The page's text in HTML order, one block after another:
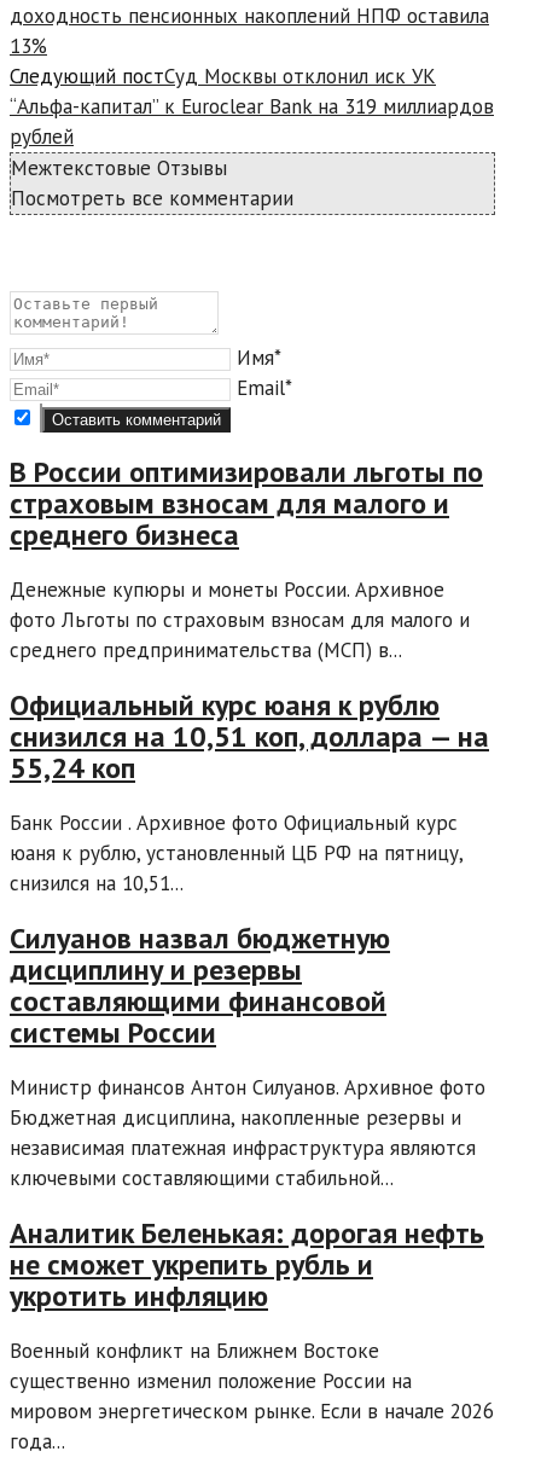
доходность пенсионных накоплений НПФ оставила
13%
Следующий постСуд Москвы отклонил иск УК
“Альфа-капитал” к Euroclear Bank на 319 миллиардов
рублей
Межтекстовые Отзывы
Посмотреть все комментарии
Имя*
Email*
В России оптимизировали льготы по
страховым взносам для малого и
среднего бизнеса
Денежные купюры и монеты России. Архивное
фото Льготы по страховым взносам для малого и
среднего предпринимательства (МСП) в...
Официальный курс юаня к рублю
снизился на 10,51 коп, доллара — на
55,24 коп
Банк России . Архивное фото Официальный курс
юаня к рублю, установленный ЦБ РФ на пятницу,
снизился на 10,51...
Силуанов назвал бюджетную
дисциплину и резервы
составляющими финансовой
системы России
Министр финансов Антон Силуанов. Архивное фото
Бюджетная дисциплина, накопленные резервы и
независимая платежная инфраструктура являются
ключевыми составляющими стабильной...
Аналитик Беленькая: дорогая нефть
не сможет укрепить рубль и
укротить инфляцию
Военный конфликт на Ближнем Востоке
существенно изменил положение России на
мировом энергетическом рынке. Если в начале 2026
года...